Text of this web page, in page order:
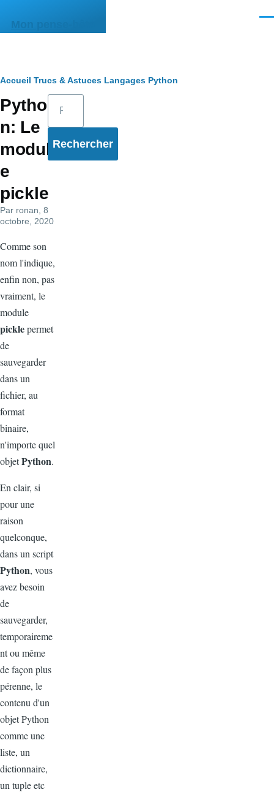
Mon pense-bête
Fil
d'Ariane
Accueil Trucs & Astuces Langages Python
Pytho
n: Le
modul
e
pickle
Par ronan , 8
octobre, 2020
Comme son
nom l'indique,
enfin non, pas
vraiment, le
module
picklepermet
de
sauvegarder
dans un
fichier, au
format
binaire,
n'importe quel
objetPython.
En clair, si
pour une
raison
quelconque,
dans un script
Python, vous
avez besoin
de
sauvegarder,
temporaireme
nt ou même
de façon plus
pérenne, le
contenu d'un
objet Python
comme une
liste, un
dictionnaire,
un tuple etc